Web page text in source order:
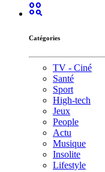
action_key
Catégories
TV - Ciné
Santé
Sport
High-tech
Jeux
People
Actu
Musique
Insolite
Lifestyle